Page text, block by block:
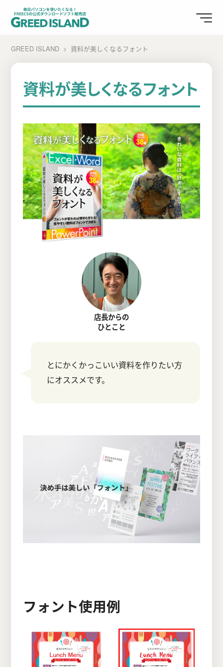
GREED ISLAND 資料が美しくなるフォント
資料が美しくなるフォント
店長からの
ひとこと
とにかくかっこいい資料を作りたい方
にオススメです。
フォント使用例